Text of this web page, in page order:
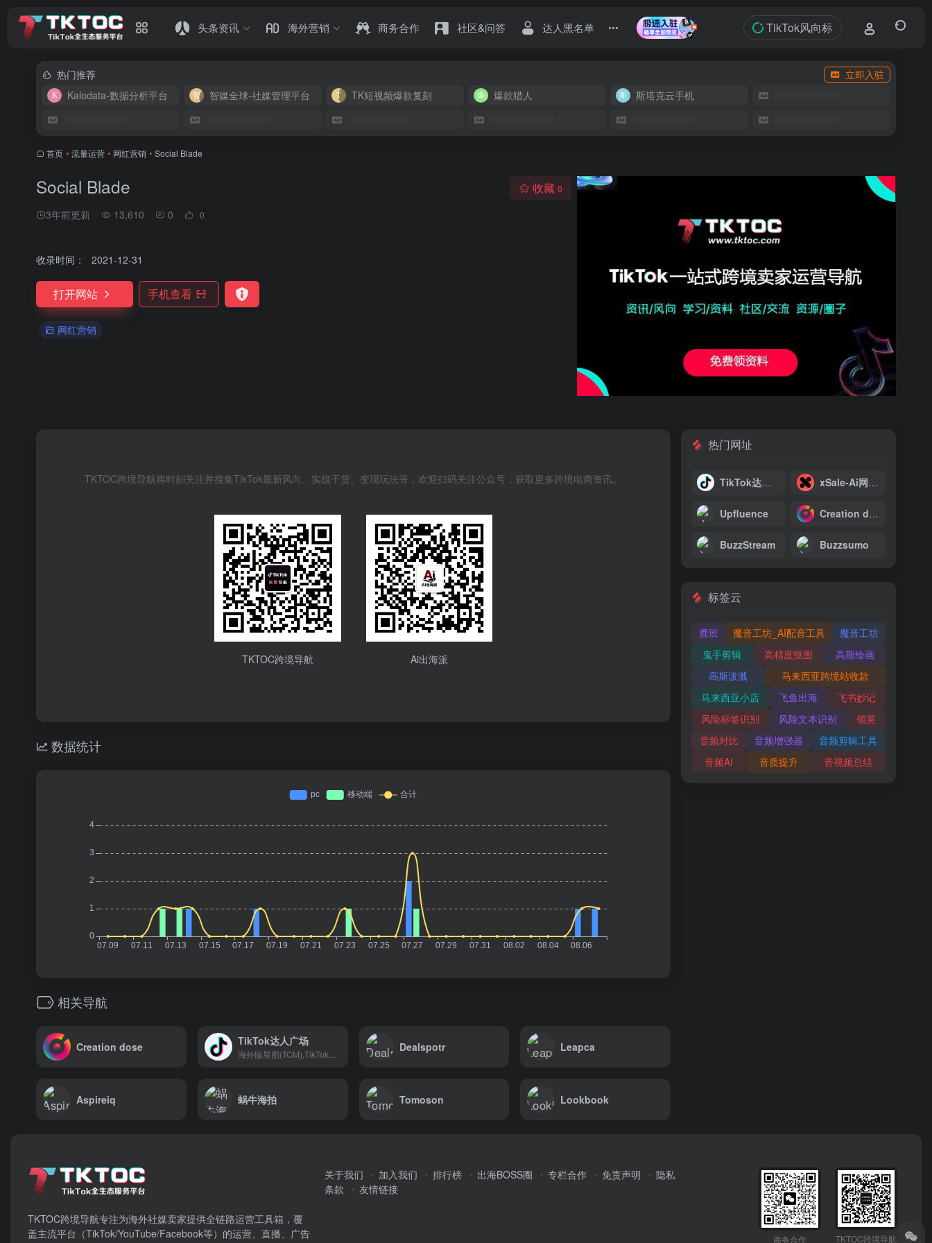
头条资讯 海外营销 商务合作 社区&问答 达人黑名单 TikTok风向标
热门推荐
立即入驻
Kalodata-数据分析平台
智媒全球-社媒管理平台 TK短视频爆款复刻 爆款猎人 斯塔克云手机
首页 • 流量运营 • 网红营销 • Social Blade
Social Blade
3年前更新 13,610 0 0
收藏 0
收录时间： 2021-12-31
打开网站 手机查看
网红营销
TKTOC跨境导航将时刻关注并搜集TikTok最新风向、实战干货、变现玩法等，欢迎扫码关注公众号，获取更多跨境电商资讯。
TKTOC跨境导航 Ai出海派
数据统计
相关导航
Creation dose TikTok达人广场 Dealspotr Leapca
Aspireiq 蜗牛海拍 Tomoson Lookbook
热门网址
TikTok达人广场 xSale-Ai网红建联工具
Upfluence Creation dose
BuzzStream Buzzsumo
标签云
鹿班 魔音工坊_AI配音工具
魔音工坊
鬼手剪辑
高精度抠图
高斯绘画
高斯泼溅
马来西亚跨境站收款
马来西亚小店
飞鱼出海
飞书妙记
风险标签识别
风险文本识别
领英
音频对比
音频增强器
音频剪辑工具
音频AI
音质提升 音视频总结
TKTOC跨境导航​专注为海外社媒卖家提供全链路运营工具箱，覆
盖主流平台（TikTok/YouTube/Facebook等）​的运营、直播、广告
关于我们 加入我们 排行榜 出海BOSS圈 专栏合作 免责声明
隐私
条款
友情链接
商务合作 TKTOC跨境导航